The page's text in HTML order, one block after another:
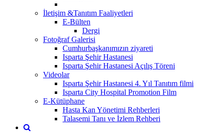
İletişim &Tanıtım Faaliyetleri
E-Bülten
Dergi
Fotoğraf Galerisi
Cumhurbaşkanımızın ziyareti
Isparta Şehir Hastanesi
Isparta Şehir Hastanesi Açılış Töreni
Videolar
Isparta Şehir Hastanesi 4. Yıl Tanıtım filmi
Isparta City Hospital Promotion Film
E-Kütüphane
Hasta Kan Yönetimi Rehberleri
Talasemi Tanı ve İzlem Rehberi